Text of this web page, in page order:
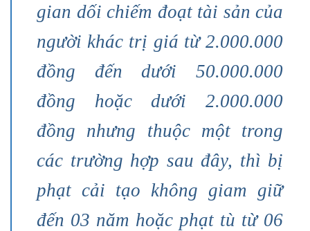
gian dối chiếm đoạt tài sản của
người khác trị giá từ 2.000.000
đồng đến dưới 50.000.000
đồng hoặc dưới 2.000.000
đồng nhưng thuộc một trong
các trường hợp sau đây, thì bị
phạt cải tạo không giam giữ
đến 03 năm hoặc phạt tù từ 06